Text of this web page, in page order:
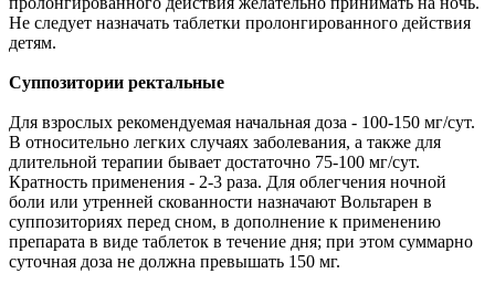
Не следует назначать таблетки пролонгированного действия
детям.
Суппозитории ректальные
Для взрослых рекомендуемая начальная доза - 100-150 мг/сут.
В относительно легких случаях заболевания, а также для
длительной терапии бывает достаточно 75-100 мг/сут.
Кратность применения - 2-3 раза. Для облегчения ночной
боли или утренней скованности назначают Вольтарен в
суппозиториях перед сном, в дополнение к применению
препарата в виде таблеток в течение дня; при этом суммарно
суточная доза не должна превышать 150 мг.